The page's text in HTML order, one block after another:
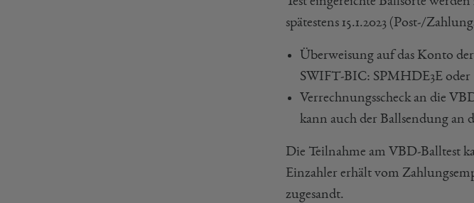
spätestens 15.1.2023 (Post-/
Überweisung auf das Konto
SWIFT-BIC: SPMHDE3E oder
Verrechnungsscheck an die
kann auch der Ballsendung an
Die Teilnahme am VBD-Balltest
Einzahler erhält vom
zugesandt.